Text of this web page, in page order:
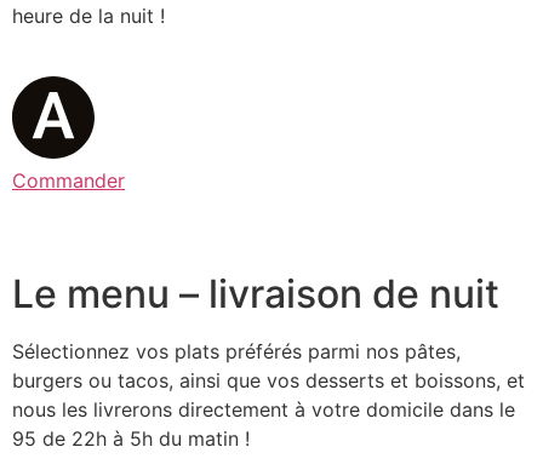
heure de la nuit !
Commander
Le menu – livraison de nuit
Sélectionnez vos plats préférés parmi nos pâtes,
burgers ou tacos, ainsi que vos desserts et boissons, et
nous les livrerons directement à votre domicile dans le
95 de 22h à 5h du matin !